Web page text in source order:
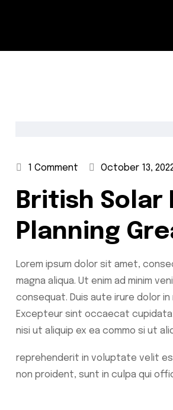
1 Comment October 13,
British Solar
Planning
Lorem ipsum dolor sit amet,
magna aliqua. Ut enim ad minim
consequat. Duis aute irure dolor
Excepteur sint occaecat
nisi ut aliquip ex ea commo si ut
reprehenderit in voluptate velit
non proident, sunt in culpa qui